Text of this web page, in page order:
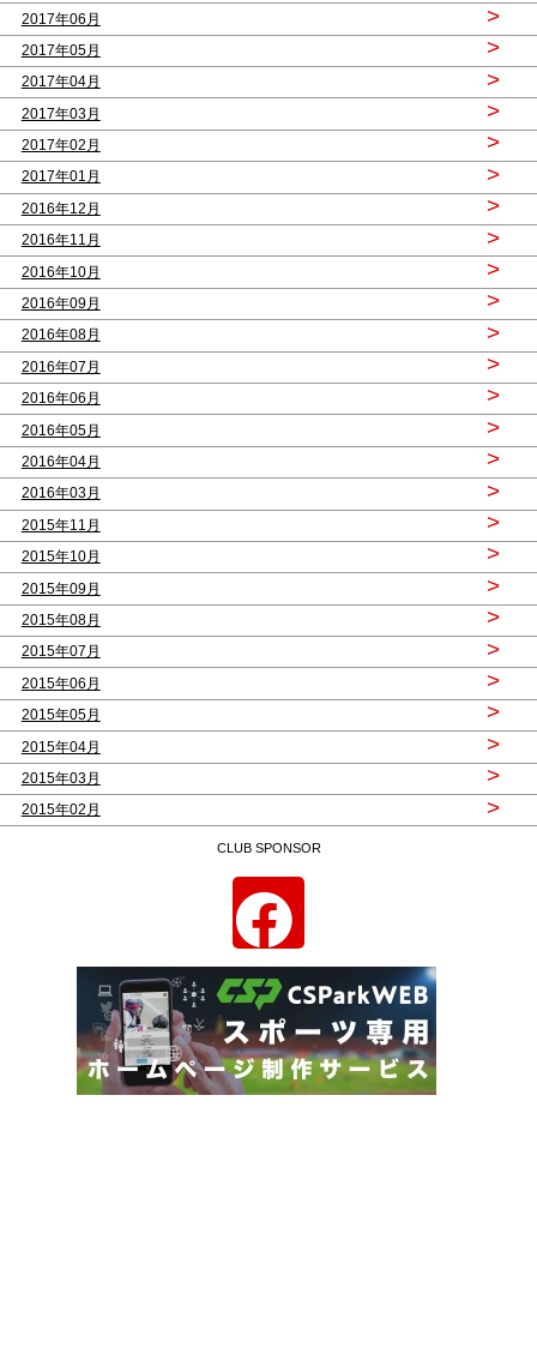
2017年06月 >
2017年05月 >
2017年04月 >
2017年03月 >
2017年02月 >
2017年01月 >
2016年12月 >
2016年11月 >
2016年10月 >
2016年09月 >
2016年08月 >
2016年07月 >
2016年06月 >
2016年05月 >
2016年04月 >
2016年03月 >
2015年11月 >
2015年10月 >
2015年09月 >
2015年08月 >
2015年07月 >
2015年06月 >
2015年05月 >
2015年04月 >
2015年03月 >
2015年02月 >
CLUB SPONSOR